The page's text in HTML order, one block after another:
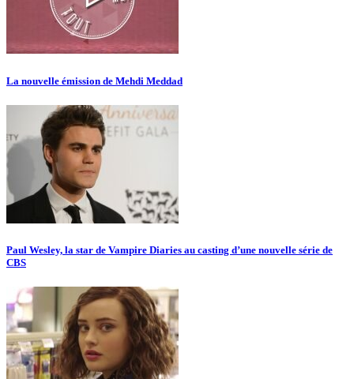
La nouvelle émission de Mehdi Meddad
Paul Wesley, la star de Vampire Diaries au casting d’une nouvelle série de
CBS